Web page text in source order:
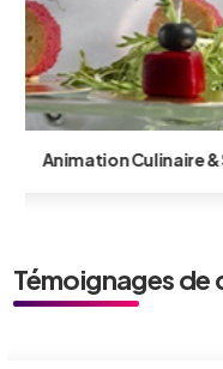
Animation
Témoignages de